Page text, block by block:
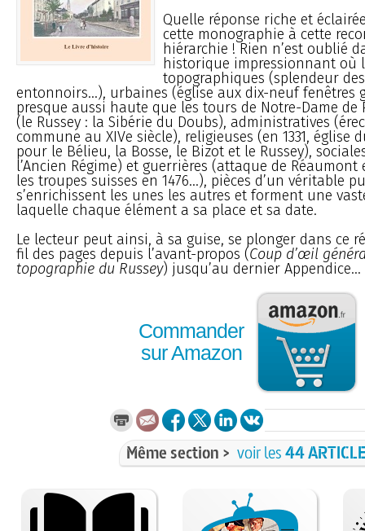
Quelle réponse riche et
cette monographie à cette
hiérarchie ! Rien n’est oublié
historique impressionnant où
topographiques (splendeur
entonnoirs...), urbaines (église aux dix-neuf fenêtres
presque aussi haute que les tours de Notre-Dame de
(le Russey : la Sibérie du Doubs), administratives
commune au XIVe siècle), religieuses (en 1331, église
pour le Bélieu, la Bosse, le Bizot et le Russey),
l’Ancien Régime) et guerrières (attaque de Réaumont
les troupes suisses en 1476...), pièces d’un véritable
s’enrichissent les unes les autres et forment une
laquelle chaque élément a sa place et sa date.
Le lecteur peut ainsi, à sa guise, se plonger dans ce
fil des pages depuis l’avant-propos (Coup d’œil
topographie du Russey) jusqu’au dernier Appendice...
Commander
sur Amazon
Même section > voir les44